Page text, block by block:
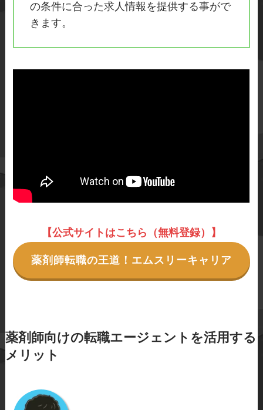
の条件に合った求人情報を提供する事がで
きます。
【公式サイトはこちら（無料登録）】
薬剤師転職の王道！エムスリーキャリア
薬剤師向けの転職エージェントを活用する
メリット